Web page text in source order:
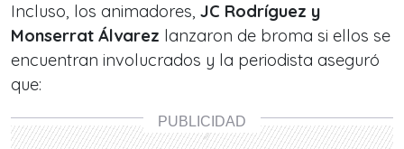
Incluso, los animadores, JC Rodríguez y
Monserrat Álvarez lanzaron de broma si ellos se
encuentran involucrados y la periodista aseguró
que: